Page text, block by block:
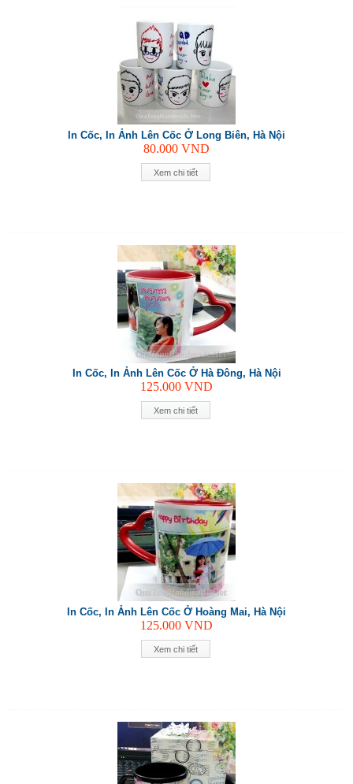
Xem chi tiết
In Cốc, In Ảnh Lên Cốc Ở Long Biên, Hà Nội
80.000 VND
Xem chi tiết
In Cốc, In Ảnh Lên Cốc Ở Hà Đông, Hà Nội
125.000 VND
Xem chi tiết
In Cốc, In Ảnh Lên Cốc Ở Hoàng Mai, Hà Nội
125.000 VND